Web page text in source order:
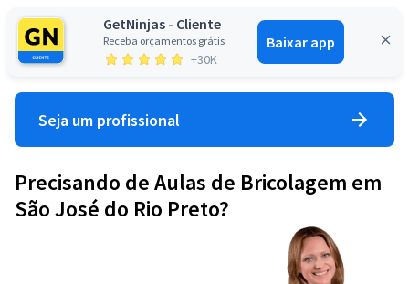
GetNinjas - Cliente
Receba orçamentos grátis
+30K
Baixar app
Entrar
Seja um profissional
Precisando de Aulas de Bricolagem em
São José do Rio Preto?